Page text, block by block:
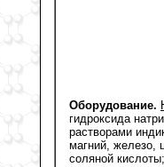
Оборудование.
гидроксида
растворами
магний, железо,
соляной